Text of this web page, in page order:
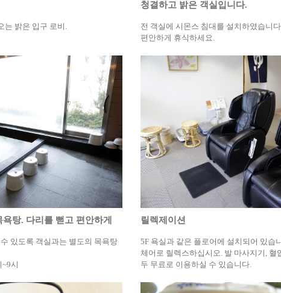
밝은 입구 로비.
청결하고 밝은 객실입니다.
전 객실에 시몬스 침대를 설치하였습니
편안하게 휴식하세요.
탕. 다리를 뻗고 편안하게
있도록 객실과는 별도의 목욕탕
시
릴렉제이션
5F 욕실과 같은 플로어에 설치되어 있습
체어로 릴렉스하십시오. 발 마사지기, 혈
두 무료로 이용하실 수 있습니다.